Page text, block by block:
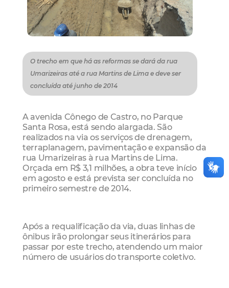
O trecho em que há as reformas se dará da rua
Umarizeiras até a rua Martins de Lima e deve ser
concluída até junho de 2014
A avenida Cônego de Castro, no Parque
Santa Rosa, está sendo alargada. São
realizados na via os serviços de drenagem,
terraplanagem, pavimentação e expansão da
rua Umarizeiras à rua Martins de Lima.
Orçada em R$ 3,1 milhões, a obra teve início
em agosto e está prevista ser concluída no
primeiro semestre de 2014.
Após a requalificação da via, duas linhas de
ônibus irão prolongar seus itinerários para
passar por este trecho, atendendo um maior
número de usuários do transporte coletivo.